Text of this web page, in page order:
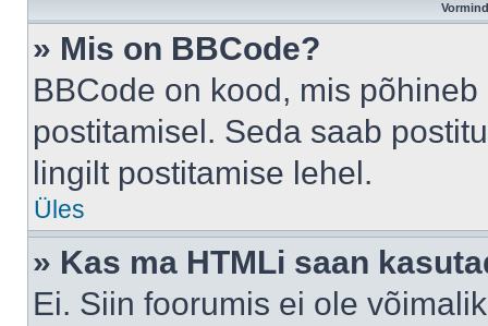
» Mis on BBCode?
BBCode on kood, mis
postitamisel. Seda saab
lingilt postitamise lehel.
Üles
» Kas ma HTMLi saan
Ei. Siin foorumis ei ole